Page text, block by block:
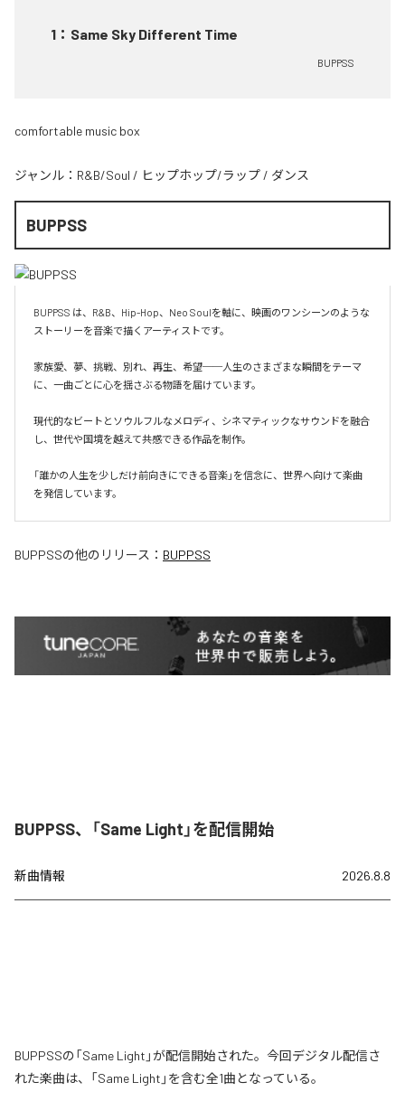
1 ： Same Sky Different Time
BUPPSS
comfortable music box
ジャンル： R&B/Soul / ヒップホップ/ラップ / ダンス
BUPPSS
BUPPSS は、R&B、Hip-Hop、Neo Soulを軸に、映画のワンシーンのような
ストーリーを音楽で描くアーティストです。
家族愛、夢、挑戦、別れ、再生、希望──人生のさまざまな瞬間をテーマ
に、一曲ごとに心を揺さぶる物語を届けています。
現代的なビートとソウルフルなメロディ、シネマティックなサウンドを融合
し、世代や国境を越えて共感できる作品を制作。
「誰かの人生を少しだけ前向きにできる音楽」を信念に、世界へ向けて楽曲
を発信しています。
BUPPSSの他のリリース： BUPPSS
BUPPSS、「Same Light」を配信開始
新曲情報 2026.8.8
BUPPSSの「Same Light」が配信開始された。今回デジタル配信さ
れた楽曲は、「Same Light」を含む全1曲となっている。